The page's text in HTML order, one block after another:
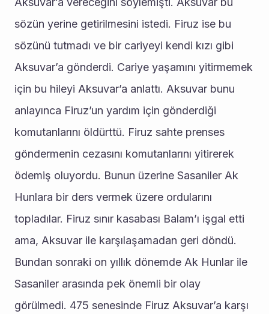
sözün yerine getirilmesini istedi. Firuz ise bu
sözünü tutmadı ve bir cariyeyi kendi kızı gibi
Aksuvar’a gönderdi. Cariye yaşamını yitirmemek
için bu hileyi Aksuvar’a anlattı. Aksuvar bunu
anlayınca Firuz’un yardım için gönderdiği
komutanlarını öldürttü. Firuz sahte prenses
göndermenin cezasını komutanlarını yitirerek
ödemiş oluyordu. Bunun üzerine Sasaniler Ak
Hunlara bir ders vermek üzere ordularını
topladılar. Firuz sınır kasabası Balam’ı işgal etti
ama, Aksuvar ile karşılaşamadan geri döndü.
Bundan sonraki on yıllık dönemde Ak Hunlar ile
Sasaniler arasında pek önemli bir olay
görülmedi. 475 senesinde Firuz Aksuvar’a karşı